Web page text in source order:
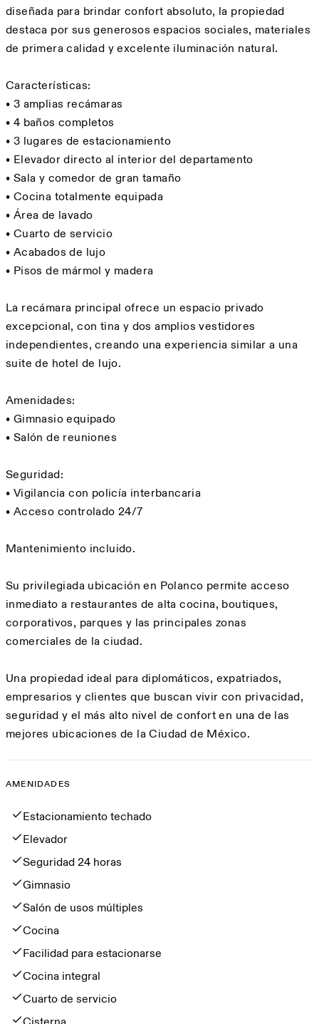
diseñada para brindar confort absoluto, la propiedad
destaca por sus generosos espacios sociales, materiales
de primera calidad y excelente iluminación natural.
Características:
• 3 amplias recámaras
• 4 baños completos
• 3 lugares de estacionamiento
• Elevador directo al interior del departamento
• Sala y comedor de gran tamaño
• Cocina totalmente equipada
• Área de lavado
• Cuarto de servicio
• Acabados de lujo
• Pisos de mármol y madera
La recámara principal ofrece un espacio privado
excepcional, con tina y dos amplios vestidores
independientes, creando una experiencia similar a una
suite de hotel de lujo.
Amenidades:
• Gimnasio equipado
• Salón de reuniones
Seguridad:
• Vigilancia con policía interbancaria
• Acceso controlado 24/7
Mantenimiento incluido.
Su privilegiada ubicación en Polanco permite acceso
inmediato a restaurantes de alta cocina, boutiques,
corporativos, parques y las principales zonas
comerciales de la ciudad.
Una propiedad ideal para diplomáticos, expatriados,
empresarios y clientes que buscan vivir con privacidad,
seguridad y el más alto nivel de confort en una de las
mejores ubicaciones de la Ciudad de México.
Amenidades
AMENIDADES
Estacionamiento techado
Elevador
Seguridad 24 horas
Gimnasio
Salón de usos múltiples
Cocina
Facilidad para estacionarse
Cocina integral
Cuarto de servicio
Cisterna